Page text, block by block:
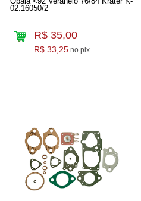
02.16050/2
R$ 35,00
R$ 33,25 no pix